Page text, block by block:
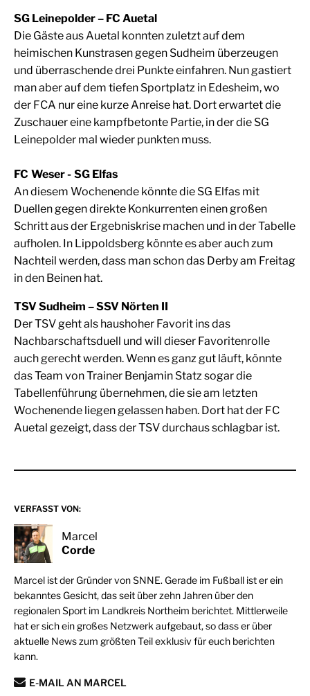
SG Leinepolder – FC Auetal
Die Gäste aus Auetal konnten zuletzt auf dem
heimischen Kunstrasen gegen Sudheim überzeugen
und überraschende drei Punkte einfahren. Nun gastiert
man aber auf dem tiefen Sportplatz in Edesheim, wo
der FCA nur eine kurze Anreise hat. Dort erwartet die
Zuschauer eine kampfbetonte Partie, in der die SG
Leinepolder mal wieder punkten muss.
FC Weser - SG Elfas
An diesem Wochenende könnte die SG Elfas mit
Duellen gegen direkte Konkurrenten einen großen
Schritt aus der Ergebniskrise machen und in der Tabelle
aufholen. In Lippoldsberg könnte es aber auch zum
Nachteil werden, dass man schon das Derby am Freitag
in den Beinen hat.
TSV Sudheim – SSV Nörten II
Der TSV geht als haushoher Favorit ins das
Nachbarschaftsduell und will dieser Favoritenrolle
auch gerecht werden. Wenn es ganz gut läuft, könnte
das Team von Trainer Benjamin Statz sogar die
Tabellenführung übernehmen, die sie am letzten
Wochenende liegen gelassen haben. Dort hat der FC
Auetal gezeigt, dass der TSV durchaus schlagbar ist.
VERFASST VON:
Marcel
Corde
Marcel ist der Gründer von SNNE. Gerade im Fußball ist er ein
bekanntes Gesicht, das seit über zehn Jahren über den
regionalen Sport im Landkreis Northeim berichtet. Mittlerweile
hat er sich ein großes Netzwerk aufgebaut, so dass er über
aktuelle News zum größten Teil exklusiv für euch berichten
kann.
E-MAIL AN MARCEL